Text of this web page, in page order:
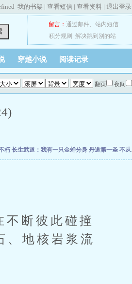
我的书架 | 查看短信 | 查看资料 | 退出登录
留言： 通过邮件、 站内短信
积分规则
解决跳到别的站
穿越小说 阅读记录
翻页 夜间
朽 长生武道：我有一只金蝉分身 丹道第一圣 不从圣
断彼此碰撞
、地核岩浆流